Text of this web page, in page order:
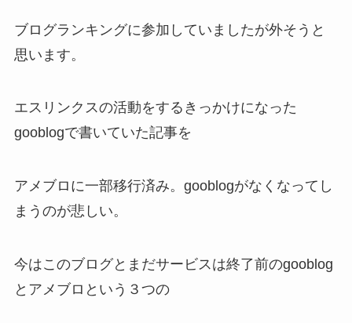
ブログランキングに参加していましたが外そうと
思います。
エスリンクスの活動をするきっかけになった
gooblogで書いていた記事を
アメブロに一部移行済み。gooblogがなくなってし
まうのが悲しい。
今はこのブログとまだサービスは終了前のgooblog
とアメブロという３つの